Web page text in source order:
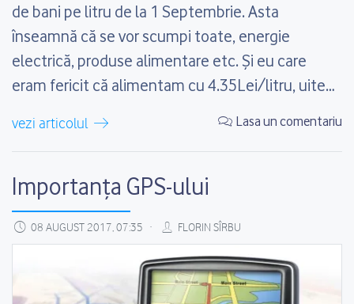
de bani pe litru de la 1 Septembrie. Asta
înseamnă că se vor scumpi toate, energie
electrică, produse alimentare etc. Și eu care
eram fericit că alimentam cu 4.35Lei/litru, uite
prea ieftini carburanții, să...
vezi articolul Lasa un comentariu
Importanța GPS-ului
08 AUGUST 2017, 07:35 FLORIN SÎRBU